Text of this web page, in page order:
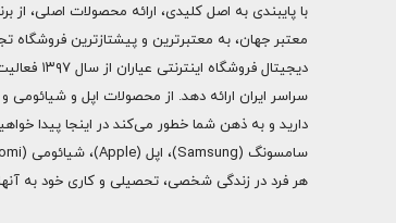
با پایبندی به اصل کلیدی، ارائه محصولات اصلی،
معتبر جهان، به معتبرترین و پیشتازترین فروشگاه
دیجیتال
دارید و به ذهن شما خطور می‌کند در اینجا پیدا
هر فرد در زندگی شخصی، تحصیلی و کاری خود به